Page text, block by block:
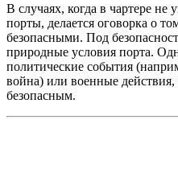
В случаях, когда в чартере не
порты, делается оговорка о
безопасными. Под
природные условия порта.
политические события
война) или военные действия,
безопасным.